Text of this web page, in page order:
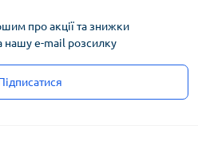
про акції та знижки
нашу e-mail розсилку